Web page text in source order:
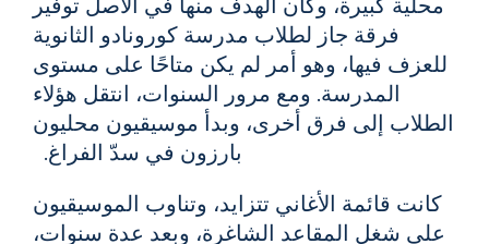
محلية كبيرة، وكان الهدف منها في الأصل توفير
فرقة جاز لطلاب مدرسة كورونادو الثانوية
للعزف فيها، وهو أمر لم يكن متاحًا على مستوى
المدرسة. ومع مرور السنوات، انتقل هؤلاء
الطلاب إلى فرق أخرى، وبدأ موسيقيون محليون
بارزون في سدّ الفراغ.
كانت قائمة الأغاني تتزايد، وتناوب الموسيقيون
على شغل المقاعد الشاغرة، وبعد عدة سنوات،